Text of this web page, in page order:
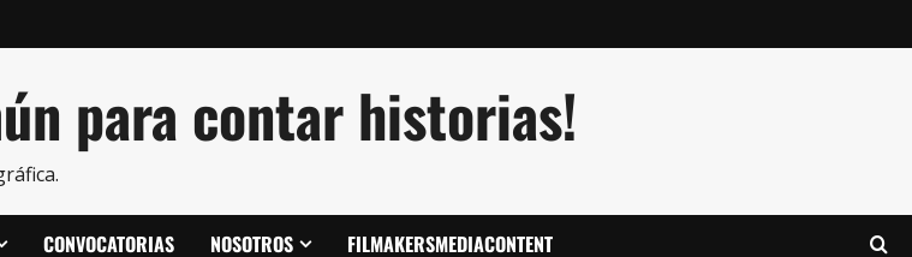
para contar historias!
CONVOCATORIAS NOSOTROS FILMAKERSMEDIACONTENT